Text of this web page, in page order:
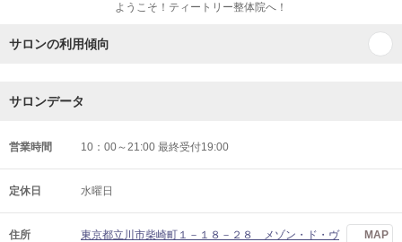
ようこそ！ティートリー整体院へ！
サロンの利用傾向
サロンデータ
営業時間 10：00～21:00 最終受付19:00
定休日 水曜日
住所
東京都立川市柴崎町１－１８－２８ メゾン・ド・ヴ
MAP